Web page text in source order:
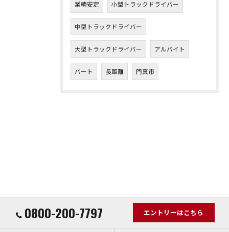
業績安定 小型トラックドライバー
中型トラックドライバー
大型トラックドライバー アルバイト
パート 長距離 門真市
0800-200-7797 エントリーはこちら